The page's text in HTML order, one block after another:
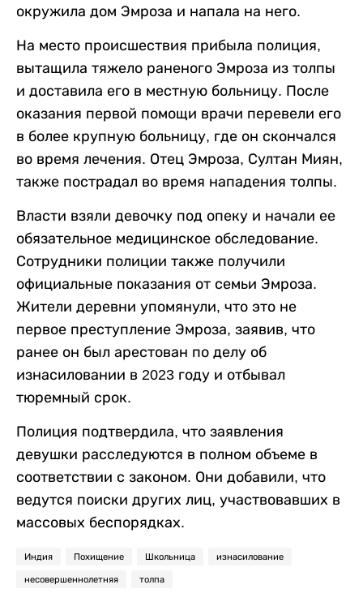
окружила дом Эмроза и напала на него.
На место происшествия прибыла полиция,
вытащила тяжело раненого Эмроза из толпы
и доставила его в местную больницу. После
оказания первой помощи врачи перевели его
в более крупную больницу, где он скончался
во время лечения. Отец Эмроза, Султан Миян,
также пострадал во время нападения толпы.
Власти взяли девочку под опеку и начали ее
обязательное медицинское обследование.
Сотрудники полиции также получили
официальные показания от семьи Эмроза.
Жители деревни упомянули, что это не
первое преступление Эмроза, заявив, что
ранее он был арестован по делу об
изнасиловании в 2023 году и отбывал
тюремный срок.
Полиция подтвердила, что заявления
девушки расследуются в полном объеме в
соответствии с законом. Они добавили, что
ведутся поиски других лиц, участвовавших в
массовых беспорядках.
Индия Похищение Школьница изнасилование
несовершеннолетняя толпа